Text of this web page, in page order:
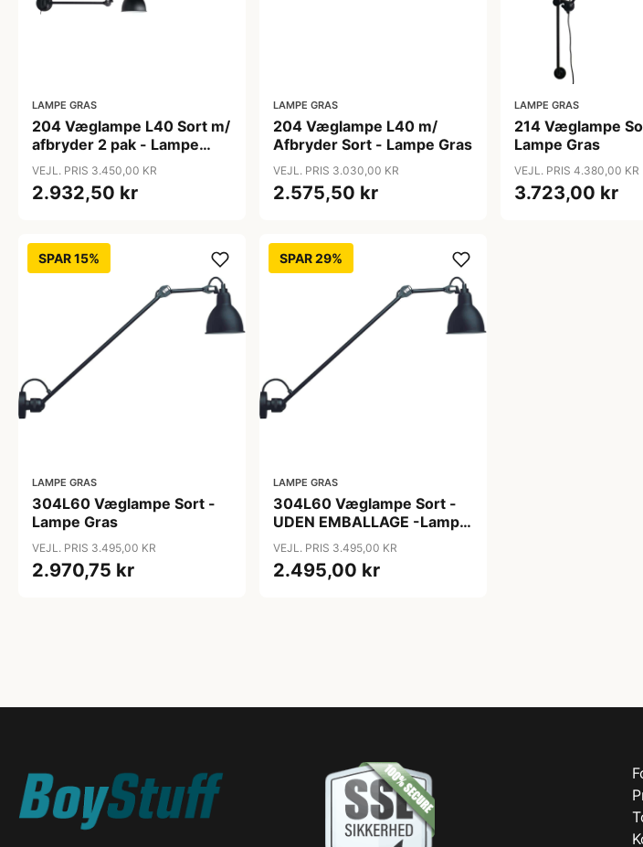
LAMPE GRAS
204 Væglampe L40 Sort m/
afbryder 2 pak - Lampe
Gras
VEJL. PRIS 3.450,00 KR
2.932,50 kr
LAMPE GRAS
204 Væglampe L40 m/
Afbryder Sort - Lampe Gras
VEJL. PRIS 3.030,00 KR
2.575,50 kr
LAMPE GRAS
214 Væglampe
Lampe Gras
VEJL. PRIS 4.380,00 KR
3.723,00 kr
SPAR 15%
LAMPE GRAS
304L60 Væglampe Sort -
Lampe Gras
VEJL. PRIS 3.495,00 KR
2.970,75 kr
SPAR 29%
LAMPE GRAS
304L60 Væglampe Sort -
UDEN EMBALLAGE -Lampe
Gras
VEJL. PRIS 3.495,00 KR
2.495,00 kr